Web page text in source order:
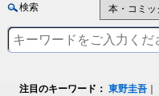
検索
注目のキーワード： 東野圭吾